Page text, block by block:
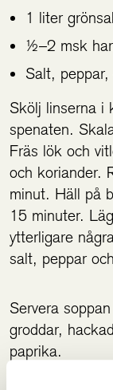
1 liter
½–2 msk
Salt,
Skölj linserna i
spenaten.
Fräs lök och
och koriander.
minut. Häll på
15 minuter.
ytterligare
salt, peppar
Servera
groddar,
paprika.